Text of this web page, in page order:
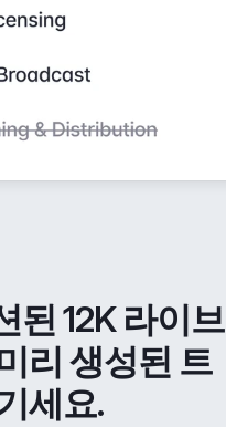
된 12K 라이브
리 생성된 트
세요.